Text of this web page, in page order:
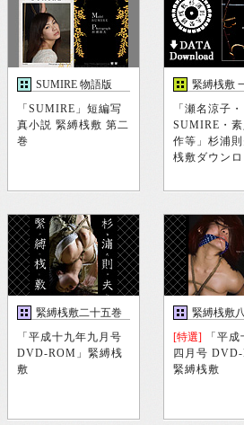
SUMIRE 物語版
「SUMIRE」短編写
真小説 緊縛桟敷 第二
巻
緊縛桟敷
「瀬名涼子・
SUMIRE・
作等」杉浦
桟敷ダウン
緊縛桟敷二十五巻
「平成十九年九月号
DVD-ROM」緊縛桟
敷
緊縛桟敷
[特選] 「平
四月号
緊縛桟敷